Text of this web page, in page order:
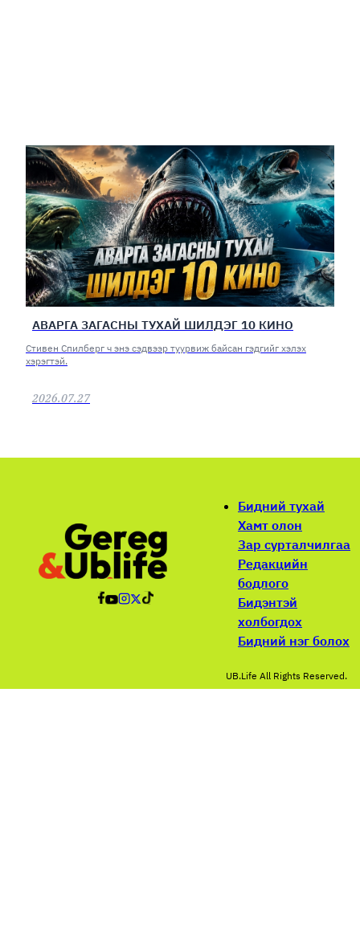
АВАРГА ЗАГАСНЫ ТУХАЙ ШИЛДЭГ 10 КИНО
Стивен Спилберг ч энэ сэдвээр туурвиж байсан гэдгийг хэлэх
хэрэгтэй.
2026.07.27
Бидний тухай
Хамт олон
Зар сурталчилгаа
Редакцийн
бодлого
Бидэнтэй
холбогдох
Бидний нэг болох
UB.Life All Rights Reserved.